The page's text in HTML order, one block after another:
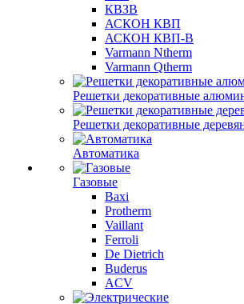
КВЗВ
АСКОН КВП
АСКОН КВП-В
Varmann Ntherm
Varmann Qtherm
Решетки декоративные
Решетки декоративные
Автоматика
Газовые
Baxi
Protherm
Vaillant
Ferroli
De Dietrich
Buderus
ACV